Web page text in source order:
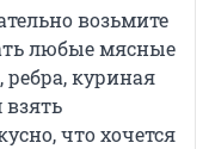
возьмите
любые мясные
куриная
что хочется